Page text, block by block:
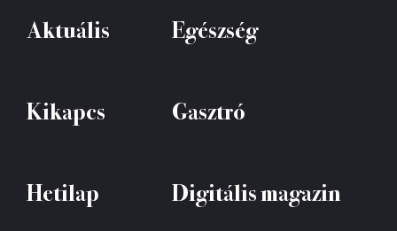
Aktuális Egészség
Kikapcs Gasztró
Hetilap Digitális magazin